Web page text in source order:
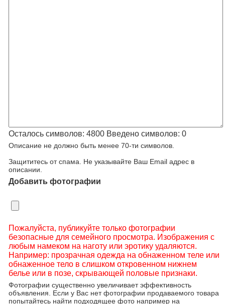
Осталось символов: 4800 Введено символов: 0
Описание не должно быть менее 70-ти символов.
Защититесь от спама. Не указывайте Ваш Email адрес в
описании.
Добавить фотографии
Пожалуйста, публикуйте только фотографии
безопасные для семейного просмотра. Изображения с
любым намеком на наготу или эротику удаляются.
Например: прозрачная одежда на обнаженном теле или
обнаженное тело в слишком откровенном нижнем
белье или в позе, скрывающей половые признаки.
Фотографии существенно увеличивает эффективность
объявления. Если у Вас нет фотографии продаваемого товара
попытайтесь найти подходящее фото например на